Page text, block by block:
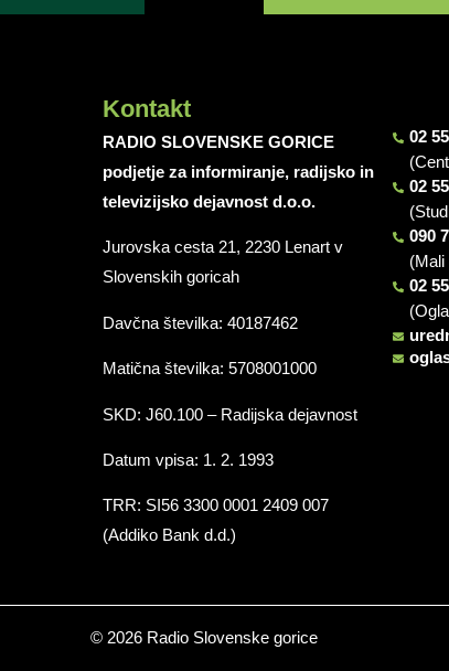
Kontakt
RADIO SLOVENSKE GORICE
podjetje za informiranje, radijsko in
televizijsko dejavnost d.o.o.
Jurovska cesta 21, 2230 Lenart v
Slovenskih goricah
Davčna številka: 40187462
Matična številka: 5708001000
SKD: J60.100 – Radijska dejavnost
Datum vpisa: 1. 2. 1993
TRR: SI56 3300 0001 2409 007
(Addiko Bank d.d.)
02
02
090
(Mali
02
© 2026 Radio Slovenske gorice